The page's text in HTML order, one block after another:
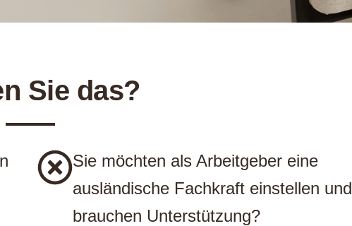
Sie das?
Sie möchten als Arbeitgeber eine
ausländische Fachkraft einstellen und
brauchen Unterstützung?